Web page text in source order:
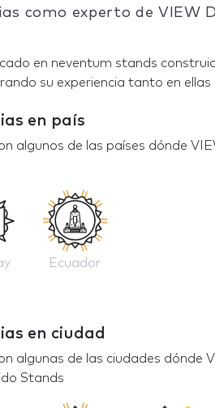
como experto de VIEW
en neventum stands
su experiencia tanto en ellas
en país
algunos de las países dónde
Ecuador
en ciudad
algunas de las ciudades dónde
Stands